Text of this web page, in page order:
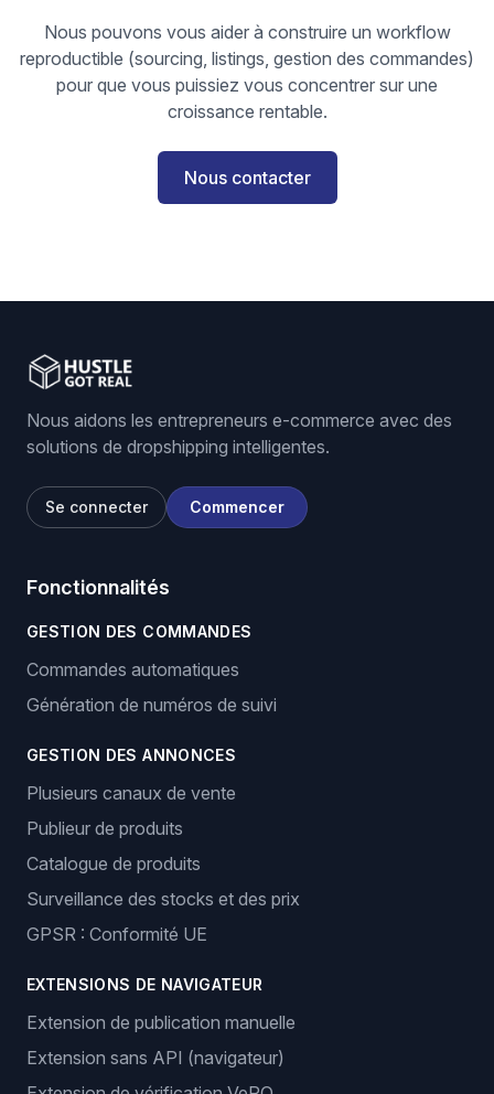
Nous pouvons vous aider à construire un workflow
reproductible (sourcing, listings, gestion des commandes)
pour que vous puissiez vous concentrer sur une
croissance rentable.
Nous contacter
Nous aidons les entrepreneurs e-commerce avec des
solutions de dropshipping intelligentes.
Se connecter Commencer
Fonctionnalités
GESTION DES COMMANDES
Commandes automatiques
Génération de numéros de suivi
GESTION DES ANNONCES
Plusieurs canaux de vente
Publieur de produits
Catalogue de produits
Surveillance des stocks et des prix
GPSR : Conformité UE
EXTENSIONS DE NAVIGATEUR
Extension de publication manuelle
Extension sans API (navigateur)